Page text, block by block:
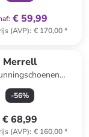
: € 59,99
(AVP): € 170,00*
Merrell
kaki
-56%
€ 68,99
(AVP): € 160,00*